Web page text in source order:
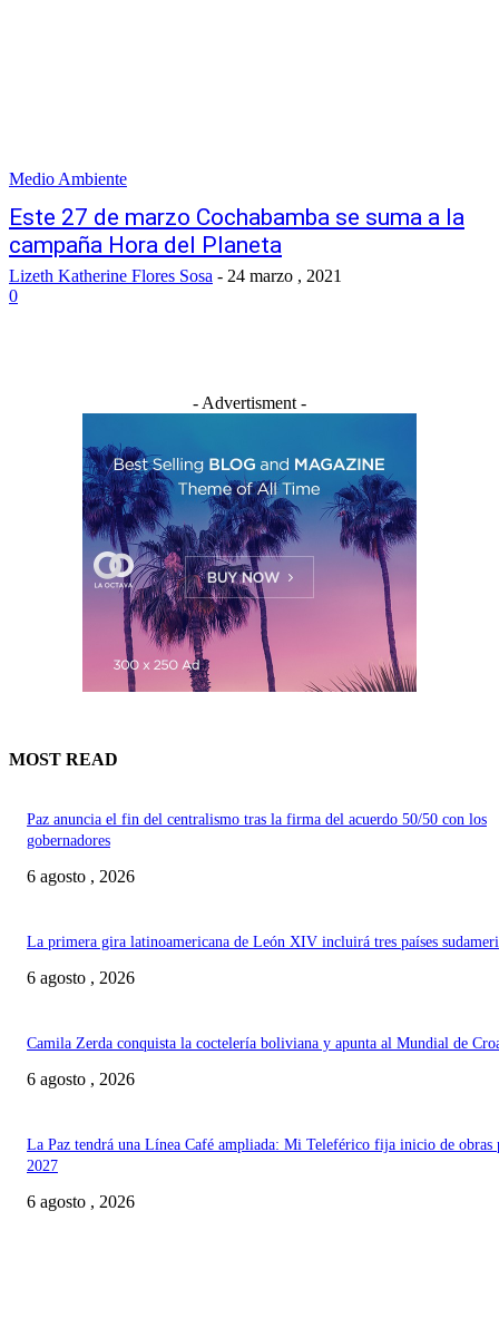
Medio Ambiente
Este 27 de marzo Cochabamba se suma a la
campaña Hora del Planeta
Lizeth Katherine Flores Sosa - 24 marzo , 2021
0
- Advertisment -
MOST READ
Paz anuncia el fin del centralismo tras la firma del acuerdo 50/50 con los
gobernadores
6 agosto , 2026
La primera gira latinoamericana de León XIV incluirá tres países
6 agosto , 2026
Camila Zerda conquista la coctelería boliviana y apunta al Mundial de
6 agosto , 2026
La Paz tendrá una Línea Café ampliada: Mi Teleférico fija inicio de obras
2027
6 agosto , 2026